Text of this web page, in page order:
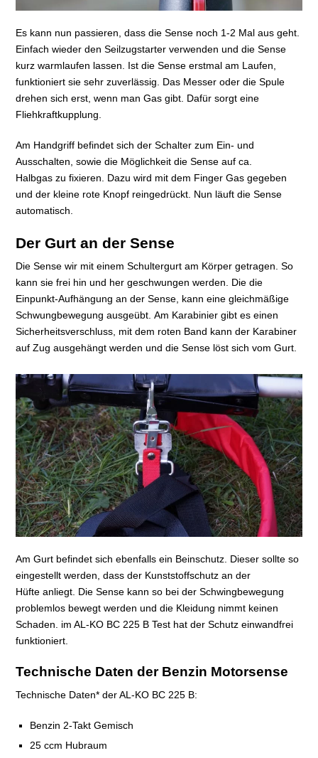
Es kann nun passieren, dass die Sense noch 1-2 Mal aus geht.
Einfach wieder den Seilzugstarter verwenden und die Sense
kurz warmlaufen lassen. Ist die Sense erstmal am Laufen,
funktioniert sie sehr zuverlässig. Das Messer oder die Spule
drehen sich erst, wenn man Gas gibt. Dafür sorgt eine
Fliehkraftkupplung.
Am Handgriff befindet sich der Schalter zum Ein- und
Ausschalten, sowie die Möglichkeit die Sense auf ca.
Halbgas zu fixieren. Dazu wird mit dem Finger Gas gegeben
und der kleine rote Knopf reingedrückt. Nun läuft die Sense
automatisch.
Der Gurt an der Sense
Die Sense wir mit einem Schultergurt am Körper getragen. So
kann sie frei hin und her geschwungen werden. Die die
Einpunkt-Aufhängung an der Sense, kann eine gleichmäßige
Schwungbewegung ausgeübt. Am Karabinier gibt es einen
Sicherheitsverschluss, mit dem roten Band kann der Karabiner
auf Zug ausgehängt werden und die Sense löst sich vom Gurt.
Am Gurt befindet sich ebenfalls ein Beinschutz. Dieser sollte so
eingestellt werden, dass der Kunststoffschutz an der
Hüfte anliegt. Die Sense kann so bei der Schwingbewegung
problemlos bewegt werden und die Kleidung nimmt keinen
Schaden. im AL-KO BC 225 B Test hat der Schutz einwandfrei
funktioniert.
Technische Daten der Benzin Motorsense
Technische Daten* der AL-KO BC 225 B:
Benzin 2-Takt Gemisch
25 ccm Hubraum